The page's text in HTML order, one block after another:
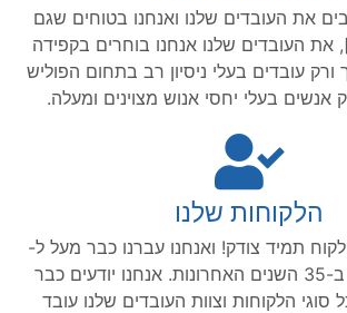
את העובדים שלנו ואנחנו בטוחים שגם
העובדים שלנו אנחנו בוחרים בקפידה
ורק עובדים בעלי ניסיון רב בתחום הפוליש
אנשים בעלי יחסי אנוש מצוינים ומעלה.
הלקוחות שלנו
תמיד צודק! ואנחנו עברנו כבר מעל ל-
15,000 לקוחות ב-35 השנים האחרונות. אנחנו יודעים כבר
הלקוחות וצוות העובדים שלנו עובד